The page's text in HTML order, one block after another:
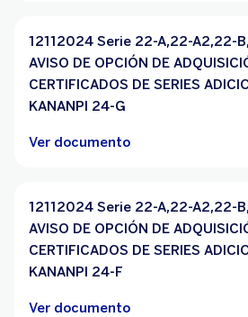
12112024 Serie 22-A,22-A2,22-
AVISO DE OPCIÓN DE
CERTIFICADOS DE SERIES
KANANPI 24-G
Ver documento
12112024 Serie 22-A,22-A2,22-
AVISO DE OPCIÓN DE
CERTIFICADOS DE SERIES
KANANPI 24-F
Ver documento